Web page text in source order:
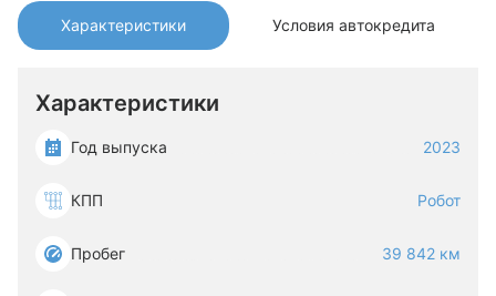
Характеристики Условия автокредита
Характеристики
Год выпуска 2023
КПП Робот
Пробег 39 842 км